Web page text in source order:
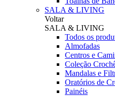
SALA & LIVING
Voltar
SALA & LIVING
Todos os
Almofadas
Centros e
Coleção
Mandalas e
Oratórios de
Painéis